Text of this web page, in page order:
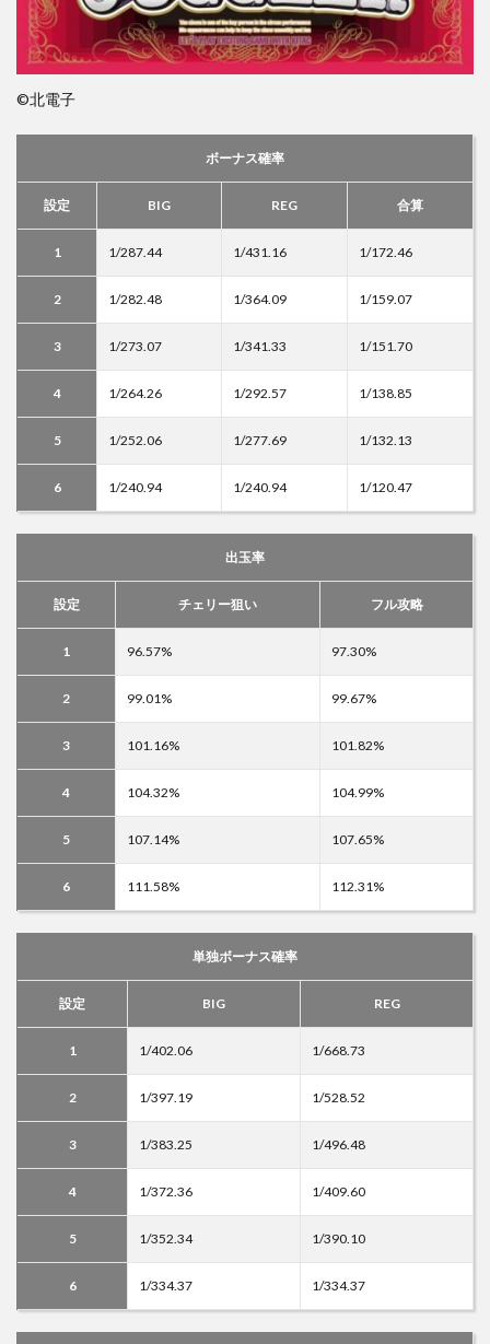
©北電子
ボーナス確率
設定 BIG REG 合算
1 1/287.44 1/431.16 1/172.46
2 1/282.48 1/364.09 1/159.07
3 1/273.07 1/341.33 1/151.70
4 1/264.26 1/292.57 1/138.85
5 1/252.06 1/277.69 1/132.13
6 1/240.94 1/240.94 1/120.47
出玉率
設定 チェリー狙い フル攻略
1 96.57% 97.30%
2 99.01% 99.67%
3 101.16% 101.82%
4 104.32% 104.99%
5 107.14% 107.65%
6 111.58% 112.31%
単独ボーナス確率
設定 BIG REG
1 1/402.06 1/668.73
2 1/397.19 1/528.52
3 1/383.25 1/496.48
4 1/372.36 1/409.60
5 1/352.34 1/390.10
6 1/334.37 1/334.37